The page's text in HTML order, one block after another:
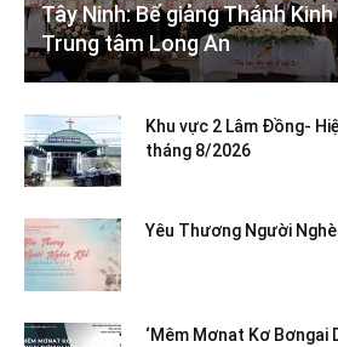
Tây Ninh: Bế giảng Thánh
Trung tâm Long An
Khu vực 2 Lâm Đồng-
tháng 8/2026
Yêu Thương Người
‘Mêm Mơnat Kơ Bơngai